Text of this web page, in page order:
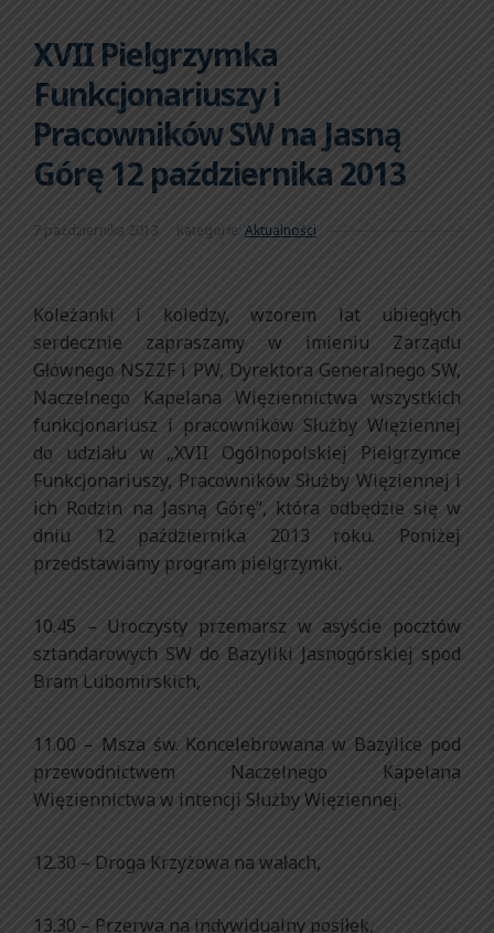
XVII Pielgrzymka
Funkcjonariuszy i
Pracowników SW na Jasną
Górę 12 października 2013
7 października 2013 Kategorie: Aktualności
Koleżanki i koledzy, wzorem lat ubiegłych
serdecznie zapraszamy w imieniu Zarządu
Głównego NSZZF i PW, Dyrektora Generalnego SW,
Naczelnego Kapelana Więziennictwa wszystkich
funkcjonariusz i pracowników Służby Więziennej
do udziału w „XVII Ogólnopolskiej Pielgrzymce
Funkcjonariuszy, Pracowników Służby Więziennej i
ich Rodzin na Jasną Górę”, która odbędzie się w
dniu 12 października 2013 roku. Poniżej
przedstawiamy program pielgrzymki.
10.45 – Uroczysty przemarsz w asyście pocztów
sztandarowych SW do Bazyliki Jasnogórskiej spod
Bram Lubomirskich,
11.00 – Msza św. Koncelebrowana w Bazylice pod
przewodnictwem Naczelnego Kapelana
Więziennictwa w intencji Służby Więziennej.
12.30 – Droga Krzyżowa na wałach,
13.30 – Przerwa na indywidualny posiłek,